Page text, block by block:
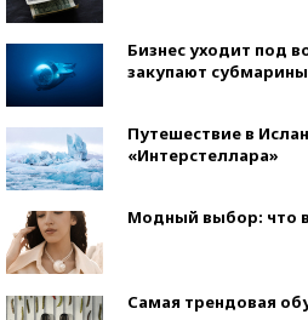
Бизнес уходит под
закупают субмарины
Путешествие в
«Интерстеллара»
Модный выбор: что
Самая трендовая